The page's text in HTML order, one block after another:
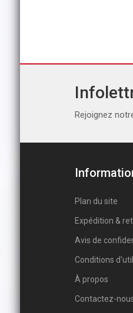
Rejoignez
Plan du site
Expédition &
Avis de
Conditions
À propos
Contactez-